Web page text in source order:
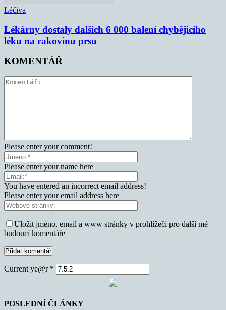
Léčiva
Lékárny dostaly dalších 6 000 balení chybějícího
léku na rakovinu prsu
KOMENTÁŘ
Please enter your comment!
Please enter your name here
You have entered an incorrect email address!
Please enter your email address here
Uložit jméno, email a www stránky v prohlížeči pro další mé
budoucí komentáře
Current ye@r *
POSLEDNÍ ČLÁNKY